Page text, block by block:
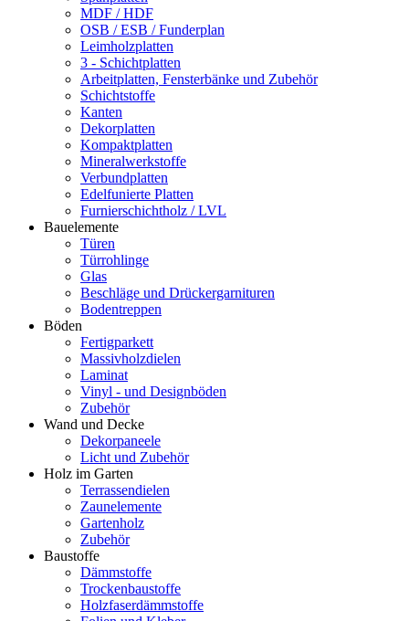
MDF / HDF
OSB / ESB / Funderplan
Leimholzplatten
3 - Schichtplatten
Arbeitplatten, Fensterbänke und Zubehör
Schichtstoffe
Kanten
Dekorplatten
Kompaktplatten
Mineralwerkstoffe
Verbundplatten
Edelfunierte Platten
Furnierschichtholz / LVL
Bauelemente
Türen
Türrohlinge
Glas
Beschläge und Drückergarnituren
Bodentreppen
Böden
Fertigparkett
Massivholzdielen
Laminat
Vinyl - und Designböden
Zubehör
Wand und Decke
Dekorpaneele
Licht und Zubehör
Holz im Garten
Terrassendielen
Zaunelemente
Gartenholz
Zubehör
Baustoffe
Dämmstoffe
Trockenbaustoffe
Holzfaserdämmstoffe